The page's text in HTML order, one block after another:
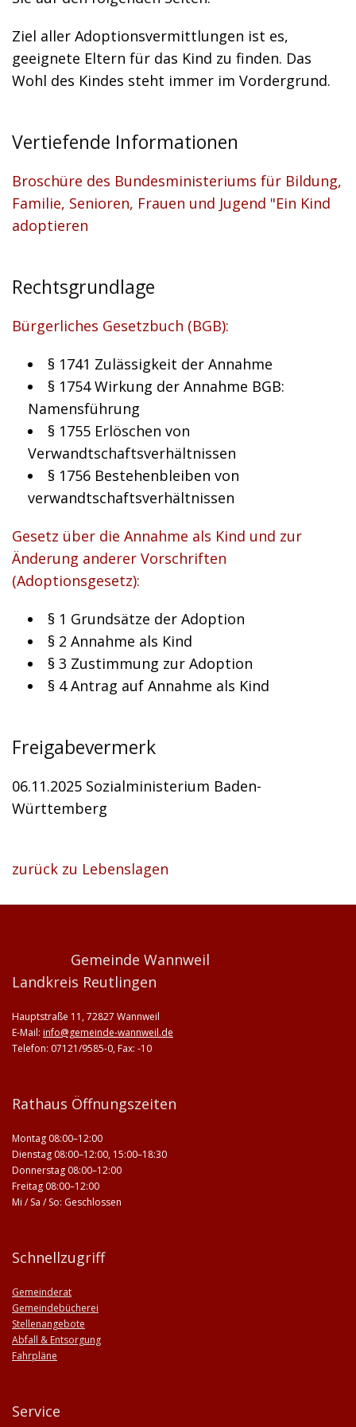
Ziel aller Adoptionsvermittlungen ist es,
geeignete Eltern für das Kind zu finden. Das
Wohl des Kindes steht immer im Vordergrund.
Vertiefende Informationen
Broschüre des Bundesministeriums für Bildung,
Familie, Senioren, Frauen und Jugend "Ein Kind
adoptieren
Rechtsgrundlage
Bürgerliches Gesetzbuch (BGB):
§ 1741 Zulässigkeit der Annahme
§ 1754 Wirkung der Annahme BGB:
Namensführung
§ 1755 Erlöschen von
Verwandtschaftsverhältnissen
§ 1756 Bestehenbleiben von
verwandtschaftsverhältnissen
Gesetz über die Annahme als Kind und zur
Änderung anderer Vorschriften
(Adoptionsgesetz):
§ 1 Grundsätze der Adoption
§ 2 Annahme als Kind
§ 3 Zustimmung zur Adoption
§ 4Antrag auf Annahme als Kind
Freigabevermerk
06.11.2025 Sozialministerium Baden-
Württemberg
zurück zu Lebenslagen
Gemeinde Wannweil
Landkreis Reutlingen
Hauptstraße 11, 72827 Wannweil
E-Mail: info@gemeinde-wannweil.de
Telefon: 07121/9585-0, Fax: -10
Rathaus Öffnungszeiten
Montag 08:00–12:00
Dienstag 08:00–12:00, 15:00–18:30
Donnerstag 08:00–12:00
Freitag 08:00–12:00
Mi / Sa / So: Geschlossen
Schnellzugriff
Gemeinderat
Gemeindebücherei
Stellenangebote
Abfall & Entsorgung
Fahrpläne
Service